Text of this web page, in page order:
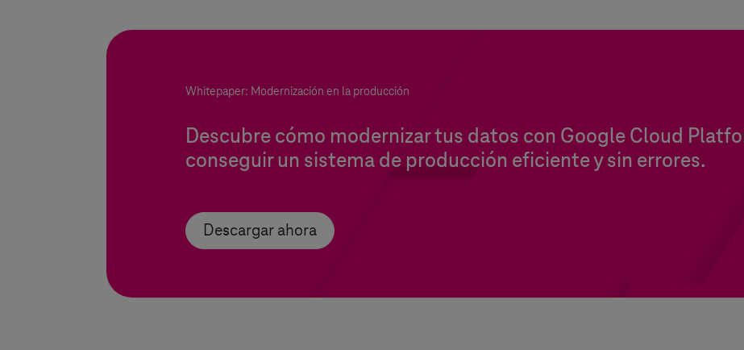
Whitepaper: Modernización en la producción
Descubre cómo modernizar tus datos con Google Cloud
conseguir un sistema de producción eficiente y sin errores.
Descargar ahora